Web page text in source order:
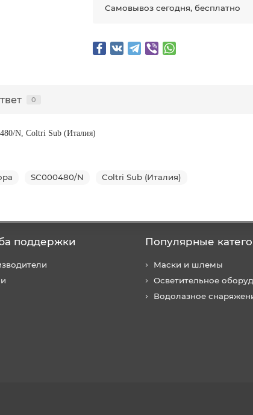
Самовывоз сегодня, бесплатно
0
N, Coltri Sub (Италия)
SС000480/N Coltri Sub (Италия)
поддержки Популярные
Маски и шлемы
Осветительное
Водолазное